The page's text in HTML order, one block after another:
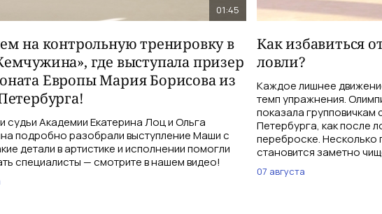
01:45
на контрольную тренировку в
где выступала призер
Европы Мария Борисова из
судьи Академии Екатерина Лоц и Ольга
подробно разобрали выступление Маши с
детали в артистике и исполнении помогли
специалисты — смотрите в нашем видео!
Как избавиться
ловли?
Каждое лишнее
темп упражнения.
показала групповичкам
Петербурга, как после
переброске. Несколько
становится заметно
07 августа